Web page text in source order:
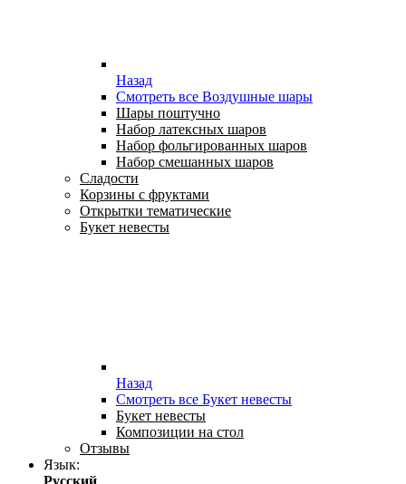
Назад
Смотреть все Воздушные шары
Шары поштучно
Набор латексных шаров
Набор фольгированных шаров
Набор смешанных шаров
Сладости
Корзины с фруктами
Открытки тематические
Букет невесты
Назад
Смотреть все Букет невесты
Букет невесты
Композиции на стол
Отзывы
Язык: